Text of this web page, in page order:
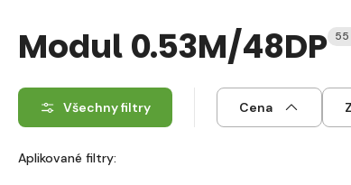
Modul 0.53M/48DP
Všechny filtry Cena
Aplikované filtry: